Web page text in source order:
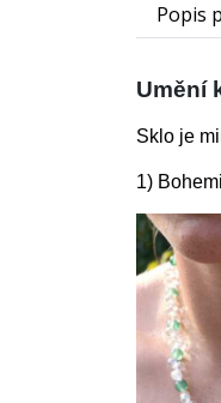
Popis
Umění
Sklo je
1)